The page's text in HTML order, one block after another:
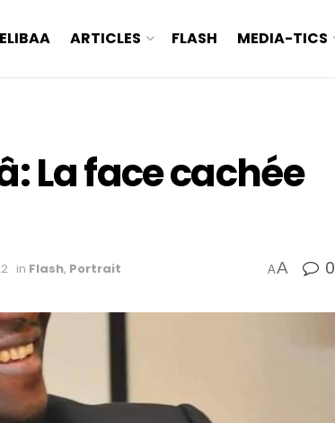
ARTICLES FLASH MEDIA-TICS
La face cachée
in Flash, Portrait AA 0